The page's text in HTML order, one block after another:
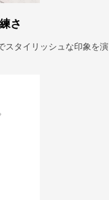
さ
スタイリッシュな印象を演